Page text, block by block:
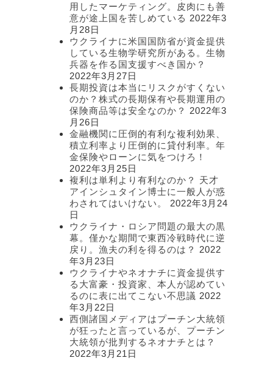
用したマーケティング。皮肉にも善
意が途上国を苦しめている 2022年3
月28日
ウクライナに米国国防省が資金提供
している生物学研究所がある。生物
兵器を作る国支援すべき国か？
2022年3月27日
長期投資は本当にリスクがすくない
のか？株式の長期保有や長期運用の
保険商品等は安全なのか？
2022年3
月26日
金融機関に圧倒的有利な複利効果、
積立利率より圧倒的に貸付利率。年
金保険やローンに気をつけろ！
2022年3月25日
複利は単利より有利なのか？ 天才
アインシュタイン博士に一般人が惑
わされてはいけない。
2022年3月24
日
ウクライナ・ロシア問題の最大の黒
幕。僅かな期間で東西冷戦時代に逆
戻り。漁夫の利を得るのは？
2022
年3月23日
ウクライナやネオナチに資金提供す
る大富豪・投資家、本人が認めてい
るのに表に出てこない不思議 2022
年3月22日
西側諸国メディアはプーチン大統領
が狂ったと言っているが、プーチン
大統領が批判するネオナチとは？
2022年3月21日